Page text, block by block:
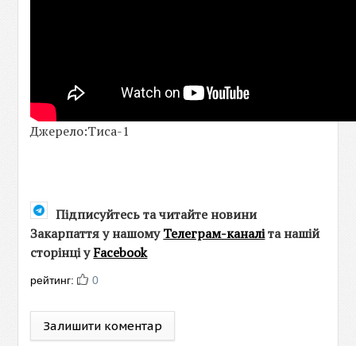
Джерело:Тиса-1
Підписуйтесь та читайте новини
Закарпаття у нашомуТелеграм-каналіта нашій
сторінці уFacebook
рейтинг: 0
Залишити коментар